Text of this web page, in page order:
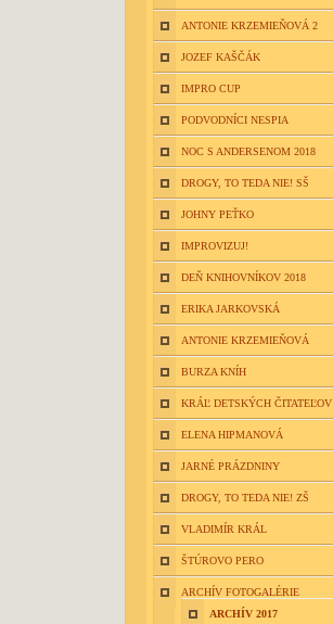
ANTONIE KRZEMIEŇOVÁ 2
JOZEF KAŠČÁK
IMPRO CUP
PODVODNÍCI NESPIA
NOC S ANDERSENOM 2018
DROGY, TO TEDA NIE! SŠ
JOHNY PEŤKO
IMPROVIZUJ!
DEŇ KNIHOVNÍKOV 2018
ERIKA JARKOVSKÁ
ANTONIE KRZEMIEŇOVÁ
BURZA KNÍH
KRÁĽ DETSKÝCH ČITATEĽOV
ELENA HIPMANOVÁ
JARNÉ PRÁZDNINY
DROGY, TO TEDA NIE! ZŠ
VLADIMÍR KRÁL
ŠTÚROVO PERO
ARCHÍV FOTOGALÉRIE
ARCHÍV 2017